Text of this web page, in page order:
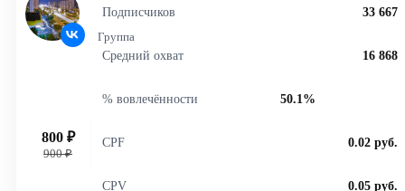
Группа
Подписчиков 33 667
Средний охват 16 868
% вовлечённости 50.1%
CPF 0.02 руб.
CPV 0.05 руб.
800 ₽
900 ₽